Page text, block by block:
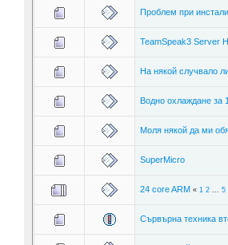
Проблем при
TeamSpeak3 Server
На някой случвало
Водно охлаждане за
Моля някой да ми
SuperMicro
24 core ARM « 1 2... 5
Сървърна техника